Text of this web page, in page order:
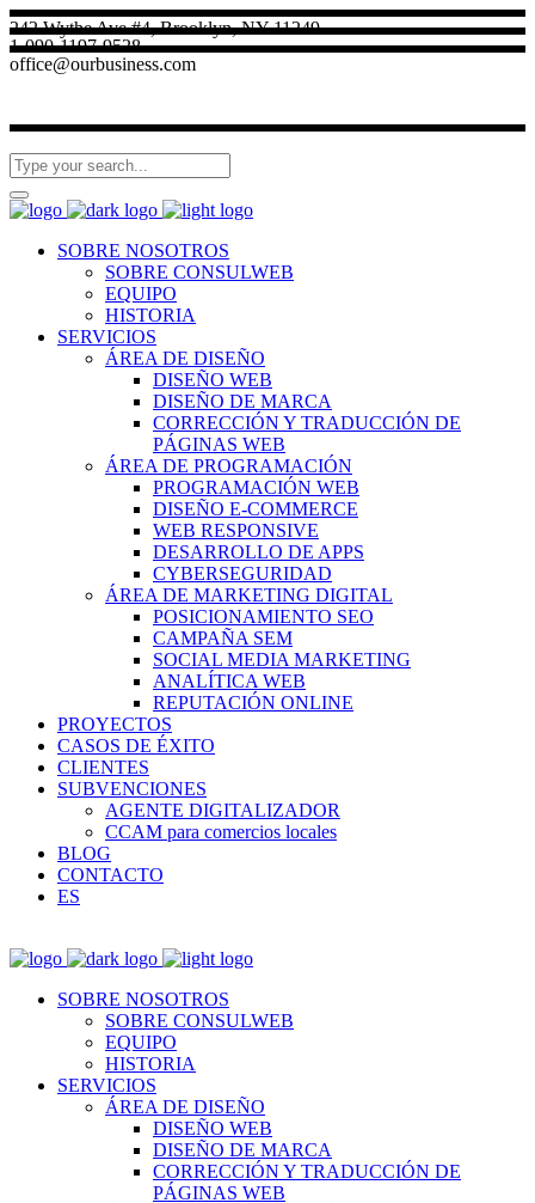
242 Wythe Ave #4, Brooklyn, NY 11249
1-090-1197-9528
office@ourbusiness.com
SOBRE NOSOTROS
SOBRE CONSULWEB
EQUIPO
HISTORIA
SERVICIOS
ÁREA DE DISEÑO
DISEÑO WEB
DISEÑO DE MARCA
CORRECCIÓN Y TRADUCCIÓN DE
PÁGINAS WEB
ÁREA DE PROGRAMACIÓN
PROGRAMACIÓN WEB
DISEÑO E-COMMERCE
WEB RESPONSIVE
DESARROLLO DE APPS
CYBERSEGURIDAD
ÁREA DE MARKETING DIGITAL
POSICIONAMIENTO SEO
CAMPAÑA SEM
SOCIAL MEDIA MARKETING
ANALÍTICA WEB
REPUTACIÓN ONLINE
PROYECTOS
CASOS DE ÉXITO
CLIENTES
SUBVENCIONES
AGENTE DIGITALIZADOR
CCAM para comercios locales
BLOG
CONTACTO
ES
SOBRE NOSOTROS
SOBRE CONSULWEB
EQUIPO
HISTORIA
SERVICIOS
ÁREA DE DISEÑO
DISEÑO WEB
DISEÑO DE MARCA
CORRECCIÓN Y TRADUCCIÓN DE
PÁGINAS WEB